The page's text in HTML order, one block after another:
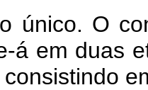
O
á em duas